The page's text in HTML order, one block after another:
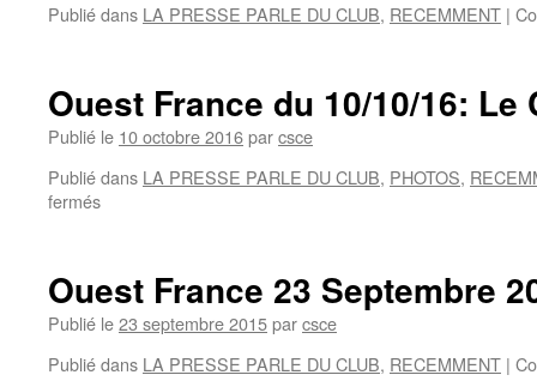
Publié dans LA PRESSE PARLE DU CLUB, RECEMMENT |
Ouest France du 10/10/16: Le
Publié le 10 octobre 2016parcsce
Publié dans LA PRESSE PARLE DU CLUB, PHOTOS,
ferméssur
10/10/16:
Le
à
Ouest France 23 Septembre
Publié le23 septembre 2015parcsce
Publié dans LA PRESSE PARLE DU CLUB, RECEMMENT |